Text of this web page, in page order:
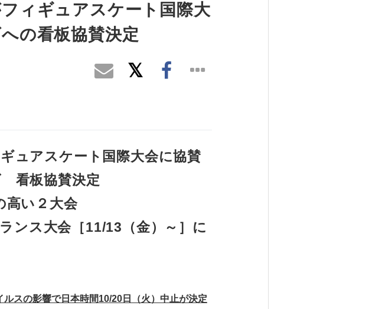
ィギュアスケート国際大
の看板協賛決定
ュアスケート国際大会に協賛
看板協賛決定
高い２大会
ンス大会［11/13（金）～］に
スの影響で日本時間10/20日（火）中止が決定